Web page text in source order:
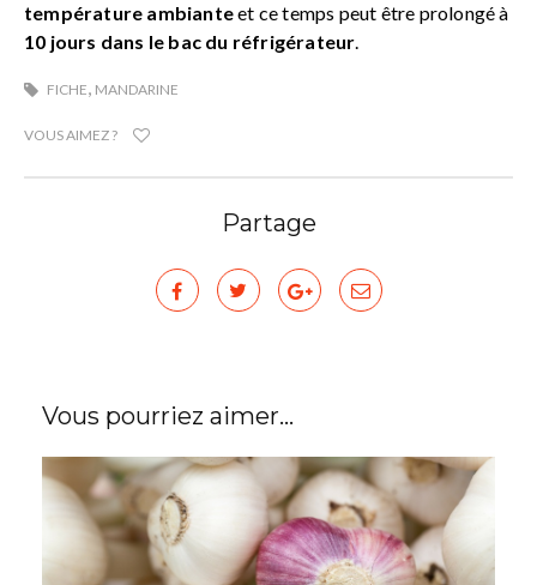
température ambianteet ce temps peut être prolongé à
10 jours dans le bac du réfrigérateur.
FICHE, MANDARINE
VOUS AIMEZ ?
Partage
Vous pourriez aimer...